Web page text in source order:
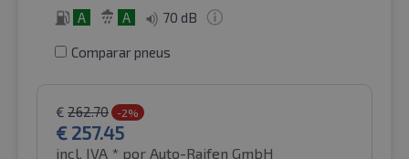
A A 70 dB
Comparar pneus
€ 262.70 -2%
€ 257.45
incl. IVA * por Auto-Raifen GmbH